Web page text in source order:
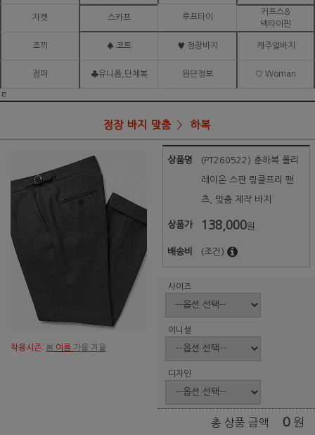
자켓 스카프 루프타이
커프스&
넥타이핀
조끼 ♠ 코트 ♥ 정장바지 캐주얼바지
점퍼 ♣유니폼,단체복 원단정보 ♡ Woman
ㅌ
정장 바지 맞춤 하복
착용시즌: 봄 여름 가을 겨울
상품명 (PT260522) 춘하복 폴리
레이온 스판 링클프리 팬
츠, 맞춤 제작 바지
상품가 138,000원
배송비 (조건)
사이즈
이니셜
디자인
총 상품 금액 0 원